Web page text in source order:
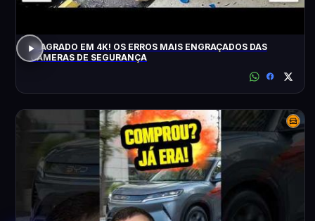
FLAGRADO EM 4K! OS ERROS MAIS ENGRAÇADOS DAS
CÂMERAS DE SEGURANÇA